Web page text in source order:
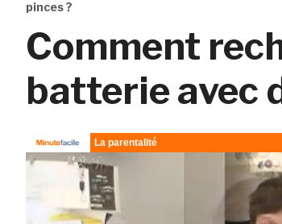
pinces ?
Comment
batterie avec